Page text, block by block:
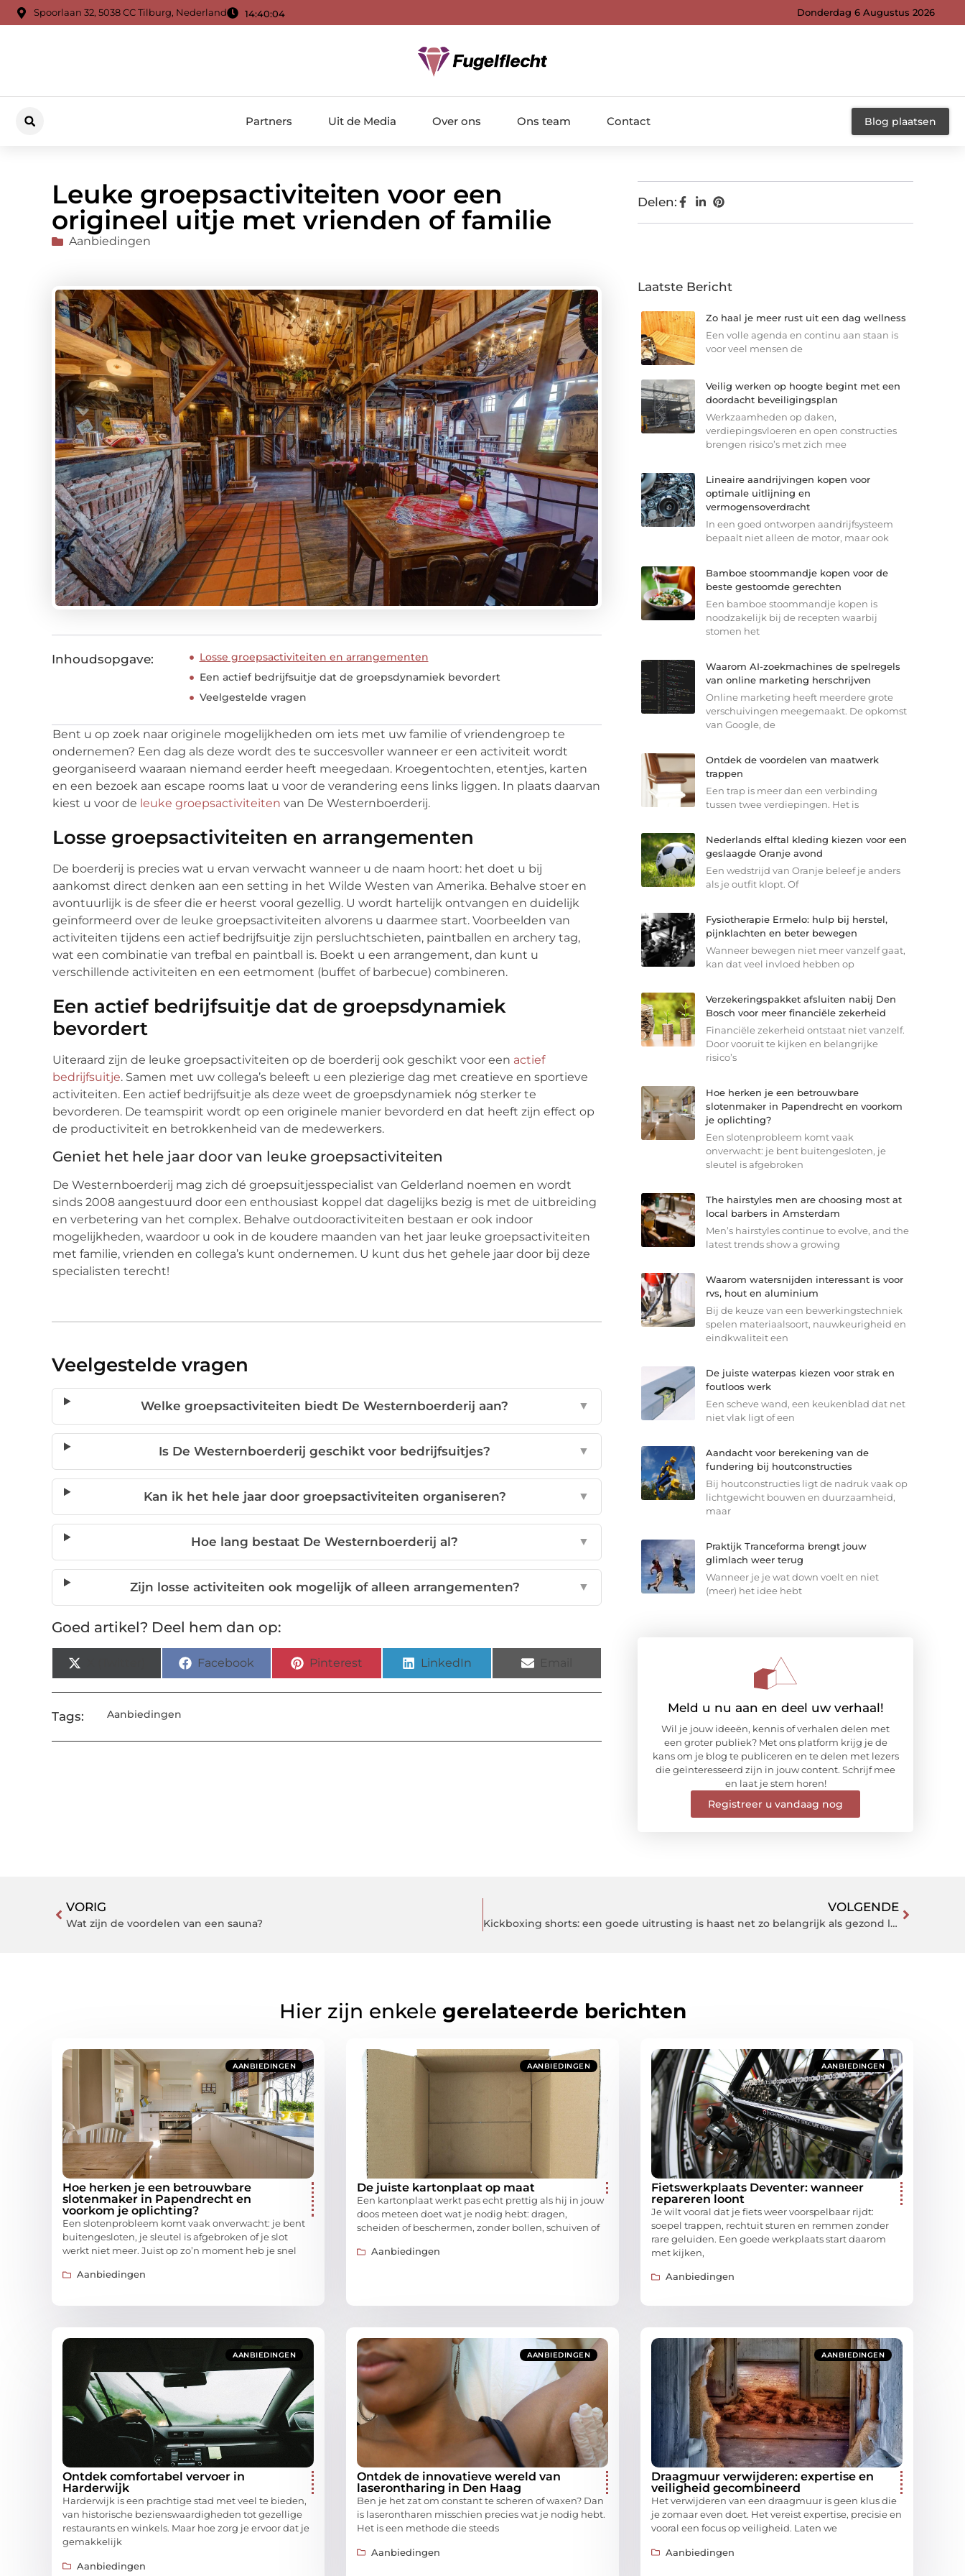
Spoorlaan 32, 5038 CC Tilburg, Nederland 14:40:06 Donderdag 6 Augustus 2026
Partners Uit de Media Over ons Ons team Contact Blog plaatsen
Leuke groepsactiviteiten voor een
origineel uitje met vrienden of familie
Aanbiedingen
Inhoudsopgave:
Losse groepsactiviteiten en arrangementen
Een actief bedrijfsuitje dat de groepsdynamiek bevordert
Veelgestelde vragen
Bent u op zoek naar originele mogelijkheden om iets met uw familie of vriendengroep te
ondernemen? Een dag als deze wordt des te succesvoller wanneer er een activiteit wordt
georganiseerd waaraan niemand eerder heeft meegedaan. Kroegentochten, etentjes, karten
en een bezoek aan escape rooms laat u voor de verandering eens links liggen. In plaats daarvan
kiest u voor de leuke groepsactiviteiten van De Westernboerderij.
Losse groepsactiviteiten en arrangementen
De boerderij is precies wat u ervan verwacht wanneer u de naam hoort: het doet u bij
aankomst direct denken aan een setting in het Wilde Westen van Amerika. Behalve stoer en
avontuurlijk is de sfeer die er heerst vooral gezellig. U wordt hartelijk ontvangen en duidelijk
geïnformeerd over de leuke groepsactiviteiten alvorens u daarmee start. Voorbeelden van
activiteiten tijdens een actief bedrijfsuitje zijn persluchtschieten, paintballen en archery tag,
wat een combinatie van trefbal en paintball is. Boekt u een arrangement, dan kunt u
verschillende activiteiten en een eetmoment (buffet of barbecue) combineren.
Een actief bedrijfsuitje dat de groepsdynamiek
bevordert
Uiteraard zijn de leuke groepsactiviteiten op de boerderij ook geschikt voor een actief
bedrijfsuitje. Samen met uw collega’s beleeft u een plezierige dag met creatieve en sportieve
activiteiten. Een actief bedrijfsuitje als deze weet de groepsdynamiek nóg sterker te
bevorderen. De teamspirit wordt op een originele manier bevorderd en dat heeft zijn effect op
de productiviteit en betrokkenheid van de medewerkers.
Geniet het hele jaar door van leuke groepsactiviteiten
De Westernboerderij mag zich dé groepsuitjesspecialist van Gelderland noemen en wordt
sinds 2008 aangestuurd door een enthousiast koppel dat dagelijks bezig is met de uitbreiding
en verbetering van het complex. Behalve outdooractiviteiten bestaan er ook indoor
mogelijkheden, waardoor u ook in de koudere maanden van het jaar leuke groepsactiviteiten
met familie, vrienden en collega’s kunt ondernemen. U kunt dus het gehele jaar door bij deze
specialisten terecht!
Veelgestelde vragen
Welke groepsactiviteiten biedt De Westernboerderij aan? ▼
Is De Westernboerderij geschikt voor bedrijfsuitjes? ▼
Kan ik het hele jaar door groepsactiviteiten organiseren? ▼
Hoe lang bestaat De Westernboerderij al? ▼
Zijn losse activiteiten ook mogelijk of alleen arrangementen? ▼
Goed artikel? Deel hem dan op:
Facebook Pinterest LinkedIn
Tags: Aanbiedingen
Delen:
Laatste Bericht
Zo haal je meer rust uit een dag wellness
Een volle agenda en continu aan staan is
voor veel mensen de
Veilig werken op hoogte begint met een
doordacht beveiligingsplan
Werkzaamheden op daken,
verdiepingsvloeren en open constructies
brengen risico’s met zich mee
Lineaire aandrijvingen kopen voor
optimale uitlijning en
vermogensoverdracht
In een goed ontworpen aandrijfsysteem
bepaalt niet alleen de motor, maar ook
Bamboe stoommandje kopen voor de
beste gestoomde gerechten
Een bamboe stoommandje kopen is
noodzakelijk bij de recepten waarbij
stomen het
Waarom AI-zoekmachines de spelregels
van online marketing herschrijven
Online marketing heeft meerdere grote
verschuivingen meegemaakt. De opkomst
van Google, de
Ontdek de voordelen van maatwerk
trappen
Een trap is meer dan een verbinding
tussen twee verdiepingen. Het is
Nederlands elftal kleding kiezen voor een
geslaagde Oranje avond
Een wedstrijd van Oranje beleef je anders
als je outfit klopt. Of
Fysiotherapie Ermelo: hulp bij herstel,
pijnklachten en beter bewegen
Wanneer bewegen niet meer vanzelf gaat,
kan dat veel invloed hebben op
Verzekeringspakket afsluiten nabij Den
Bosch voor meer financiële zekerheid
Financiële zekerheid ontstaat niet vanzelf.
Door vooruit te kijken en belangrijke
risico’s
Hoe herken je een betrouwbare
slotenmaker in Papendrecht en voorkom
je oplichting?
Een slotenprobleem komt vaak
onverwacht: je bent buitengesloten, je
sleutel is afgebroken
The hairstyles men are choosing most at
local barbers in Amsterdam
Men’s hairstyles continue to evolve, and the
latest trends show a growing
Waarom watersnijden interessant is voor
rvs, hout en aluminium
Bij de keuze van een bewerkingstechniek
spelen materiaalsoort, nauwkeurigheid en
eindkwaliteit een
De juiste waterpas kiezen voor strak en
foutloos werk
Een scheve wand, een keukenblad dat net
niet vlak ligt of een
Aandacht voor berekening van de
fundering bij houtconstructies
Bij houtconstructies ligt de nadruk vaak op
lichtgewicht bouwen en duurzaamheid,
maar
Praktijk Tranceforma brengt jouw
glimlach weer terug
Wanneer je je wat down voelt en niet
(meer) het idee hebt
Meld u nu aan en deel uw verhaal!
Wil je jouw ideeën, kennis of verhalen delen met
een groter publiek? Met ons platform krijg je de
kans om je blog te publiceren en te delen met lezers
die geïnteresseerd zijn in jouw content. Schrijf mee
en laat je stem horen!
Registreer u vandaag nog
VORIG
Wat zijn de voordelen van een sauna?
VOLGENDE
Kickboxing shorts: een goede uitrusting is haast net zo belangrijk als gezond leven
Hier zijn enkele gerelateerde berichten
AANBIEDINGEN
Hoe herken je een betrouwbare
slotenmaker in Papendrecht en
voorkom je oplichting?
Een slotenprobleem komt vaak onverwacht: je bent
buitengesloten, je sleutel is afgebroken of je slot
werkt niet meer. Juist op zo’n moment heb je snel
Aanbiedingen
AANBIEDINGEN
De juiste kartonplaat op maat
Een kartonplaat werkt pas echt prettig als hij in jouw
doos meteen doet wat je nodig hebt: dragen,
scheiden of beschermen, zonder bollen, schuiven of
Aanbiedingen
AANBIEDINGEN
Fietswerkplaats Deventer: wanneer
repareren loont
Je wilt vooral dat je fiets weer voorspelbaar rijdt:
soepel trappen, rechtuit sturen en remmen zonder
rare geluiden. Een goede werkplaats start daarom
met kijken,
Aanbiedingen
AANBIEDINGEN
Ontdek comfortabel vervoer in
Harderwijk
Harderwijk is een prachtige stad met veel te bieden,
van historische bezienswaardigheden tot gezellige
restaurants en winkels. Maar hoe zorg je ervoor dat je
gemakkelijk
Aanbiedingen
AANBIEDINGEN
Ontdek de innovatieve wereld van
laserontharing in Den Haag
Ben je het zat om constant te scheren of waxen? Dan
is laserontharen misschien precies wat je nodig hebt.
Het is een methode die steeds
Aanbiedingen
AANBIEDINGEN
Draagmuur verwijderen: expertise en
veiligheid gecombineerd
Het verwijderen van een draagmuur is geen klus die
je zomaar even doet. Het vereist expertise, precisie en
vooral een focus op veiligheid. Laten we
Aanbiedingen